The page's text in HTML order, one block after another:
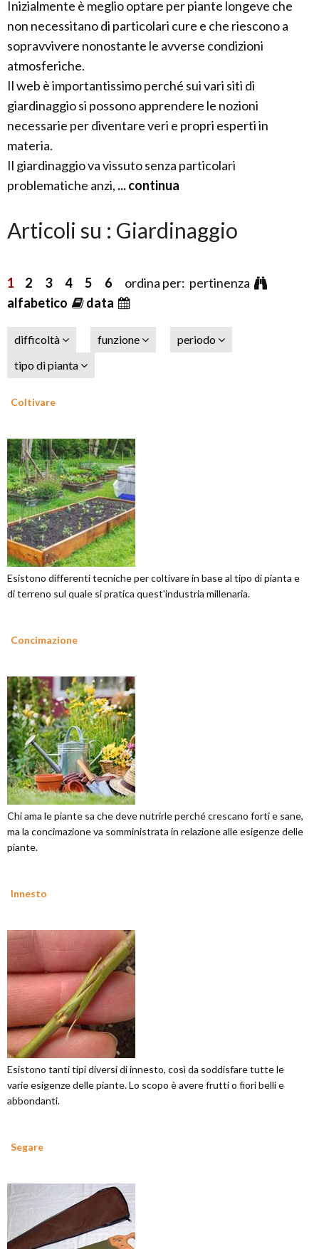
Inizialmente è meglio optare per piante longeve che
non necessitano di particolari cure e che riescono a
sopravvivere nonostante le avverse condizioni
atmosferiche.
Il web è importantissimo perché sui vari siti di
giardinaggio si possono apprendere le nozioni
necessarie per diventare veri e propri esperti in
materia.
Il giardinaggio va vissuto senza particolari
problematiche anzi, ... continua
Articoli su : Giardinaggio
1 2 3 4 5 6 ordina per: pertinenza
alfabetico
data
difficoltà funzione
periodo
tipo di pianta
Coltivare
Esistono differenti tecniche per coltivare in base al tipo di pianta e
di terreno sul quale si pratica quest'industria millenaria.
Concimazione
Chi ama le piante sa che deve nutrirle perché crescano forti e sane,
ma la concimazione va somministrata in relazione alle esigenze delle
piante.
Innesto
Esistono tanti tipi diversi di innesto, così da soddisfare tutte le
varie esigenze delle piante. Lo scopo è avere frutti o fiori belli e
abbondanti.
Segare